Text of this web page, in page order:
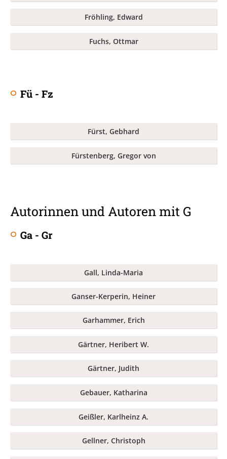
Fröhling, Edward
Fuchs, Ottmar
Fü - Fz
Fürst, Gebhard
Fürstenberg, Gregor von
Autorinnen und Autoren mit G
Ga - Gr
Gall, Linda-Maria
Ganser-Kerperin, Heiner
Garhammer, Erich
Gärtner, Heribert W.
Gärtner, Judith
Gebauer, Katharina
Geißler, Karlheinz A.
Gellner, Christoph